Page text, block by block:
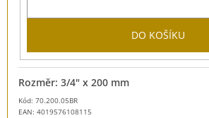
DO KOŠÍKU
Kód: 70.200.05BR
EAN: 4019576108115
Rozměr: 3/4" x 200 mm